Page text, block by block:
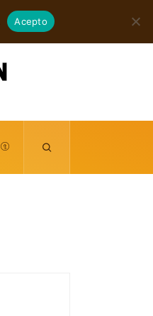
agosto 8, 2026
Acepto